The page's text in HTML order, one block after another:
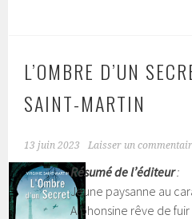
L’OMBRE D’UN
SAINT-MARTIN
13 juin 2023 Laisser un
Résumé de l’éditeur:
Jeune paysanne au
Alphonsine rêve de